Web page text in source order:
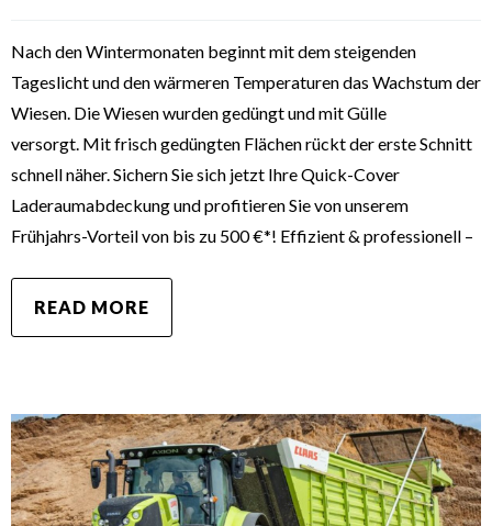
Nach den Wintermonaten beginnt mit dem steigenden
Tageslicht und den wärmeren Temperaturen das Wachstum der
Wiesen. Die Wiesen wurden gedüngt und mit Gülle
versorgt. Mit frisch gedüngten Flächen rückt der erste Schnitt
schnell näher. Sichern Sie sich jetzt Ihre Quick-Cover
Laderaumabdeckung und profitieren Sie von unserem
Frühjahrs-Vorteil von bis zu 500 €*! Effizient & professionell –
READ MORE